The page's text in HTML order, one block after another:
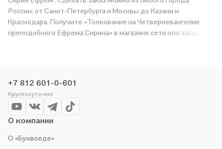
России: от Санкт-Петербурга и Москвы до Казани и
Краснодара. Получите «Толкование на Четвероевангелие
преподобного Ефрема Сирина» в магазине сети или закажите
+7 812 601-0-601
Круглосуточно
О компании
О «Буквоеде»